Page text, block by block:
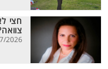
חצי
18/7/2026 פלאשנט